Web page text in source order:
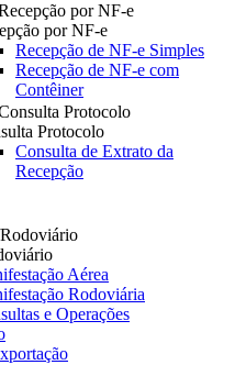
por NF-e
por NF-e
Recepção de NF-e Simples
Recepção de NF-e com
Contêiner
Protocolo
Protocolo
Consulta de Extrato da
Recepção
Aérea
Rodoviária
e Operações